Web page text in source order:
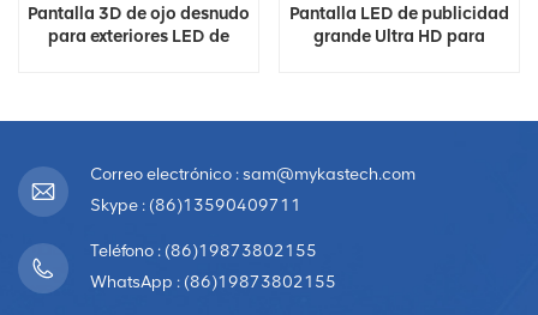
Pantalla 3D de ojo desnudo
para exteriores LED de
Pantalla LED de publicidad
grande Ultra HD para
Correo electrónico : sam@mykastech.com
Skype : (86)13590409711
Teléfono : (86)19873802155
WhatsApp : (86)19873802155